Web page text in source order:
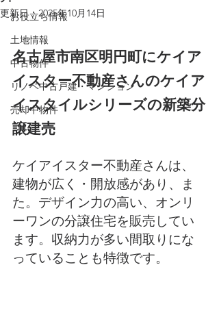
お役立ち情報
土地情報
中古物件
リノベ中古戸建・マンション
売却中物件
更新日：2025年10月14日
名古屋市南区明円町にケイア
イスター不動産さんのケイア
イスタイルシリーズの新築分
譲建売
ケイアイスター不動産さんは、
建物が広く・開放感があり、ま
た。デザイン力の高い、オンリ
ーワンの分譲住宅を販売してい
ます。収納力が多い間取りにな
っていることも特徴です。